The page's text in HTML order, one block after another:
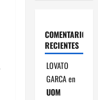
COMENTARIOS
RECIENTES
LOVATO
GARCAen
UOM